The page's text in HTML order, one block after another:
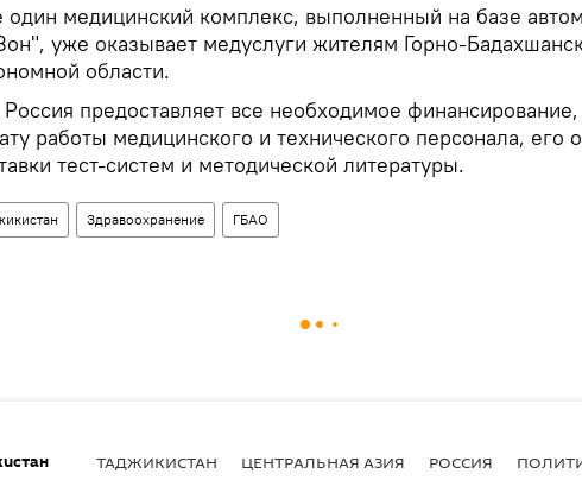
один медицинский комплекс, выполненный на базе
уже оказывает медуслуги жителям Горно-
области.
Россия предоставляет все необходимое
работы медицинского и технического персонала, его
тест-систем и методической литературы.
Здравоохранение ГБАО
ТАДЖИКИСТАН ЦЕНТРАЛЬНАЯ АЗИЯ РОССИЯ